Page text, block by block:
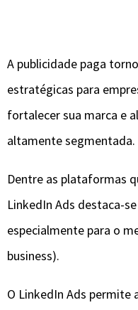
A publicidade paga
estratégicas para
fortalecer sua marca e
altamente segmentada.
Dentre as plataformas
LinkedIn Ads destaca-
especialmente para o
business).
O LinkedIn Ads permite